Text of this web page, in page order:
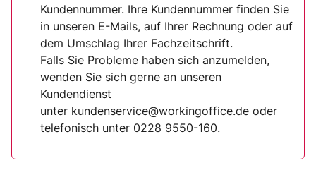
Kundennummer. Ihre Kundennummer finden Sie
in unseren E-Mails, auf Ihrer Rechnung oder auf
dem Umschlag Ihrer Fachzeitschrift.
Falls Sie Probleme haben sich anzumelden,
wenden Sie sich gerne an unseren
Kundendienst
unter kundenservice@workingoffice.de oder
telefonisch unter 0228 9550-160.